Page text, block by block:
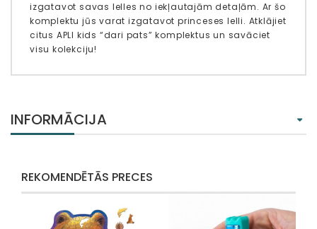
izgatavot savas lelles no iekļautajām detaļām. Ar šo
komplektu jūs varat izgatavot princeses lelli. Atklājiet
citus APLI kids “dari pats” komplektus un savāciet
visu kolekciju!
INFORMĀCIJA
REKOMENDĒTĀS PRECES